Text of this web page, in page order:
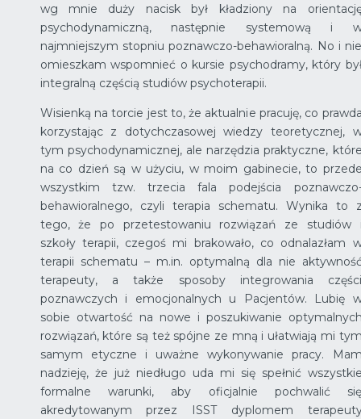
wg mnie duży nacisk był kładziony na
psychodynamiczną, następnie systemową i
najmniejszym stopniu poznawczo-behawioralną. No i
omieszkam wspomnieć o kursie psychodramy, który
integralną częścią studiów psychoterapii.
Wisienką na torcie jest to, że aktualnie pracuję, co
korzystając z dotychczasowej wiedzy teoretycznej,
tym psychodynamicznej, ale narzędzia praktyczne,
na co dzień są w użyciu, w moim gabinecie, to
wszystkim tzw. trzecia fala podejścia
behawioralnego, czyli terapia schematu. Wynika to
tego, że po przetestowaniu rozwiązań ze studiów
szkoły terapii, czegoś mi brakowało, co odnalazłam
terapii schematu – m.in. optymalną dla nie
terapeuty, a także sposoby integrowania
poznawczych i emocjonalnych u Pacjentów. Lubię
sobie otwartość na nowe i poszukiwanie
rozwiązań, które są też spójne ze mną i ułatwiają mi
samym etyczne i uważne wykonywanie pracy.
nadzieję, że już niedługo uda mi się spełnić
formalne warunki, aby oficjalnie pochwalić
akredytowanym przez ISST dyplomem